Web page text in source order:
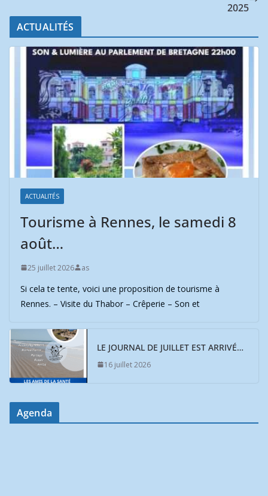
2025
ACTUALITÉS
ACTUALITÉS
Tourisme à Rennes, le samedi 8
août…
25 juillet 2026 as
Si cela te tente, voici une proposition de tourisme à
Rennes. – Visite du Thabor – Crêperie – Son et
LE JOURNAL DE JUILLET EST ARRIVÉ…
16 juillet 2026
Agenda